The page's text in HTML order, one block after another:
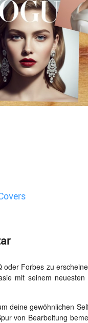
Forbes zu
mit seinem
deine gewöhnlichen
von Bearbeitung